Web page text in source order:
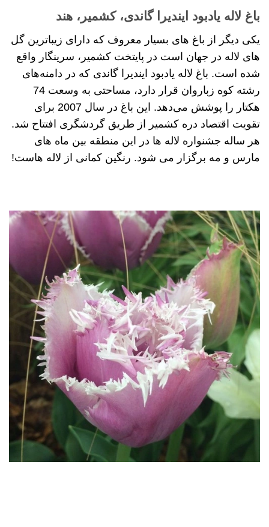
باغ لاله یادبود ایندیرا گاندی، کشمیر، هند
یکی دیگر از باغ های بسیار معروف که دارای زیباترین گل
های لاله در جهان است در پایتخت کشمیر، سرینگار واقع
شده است. باغ لاله یادبود ایندیرا گاندی که در دامنه‌های
رشته کوه زباروان قرار دارد، مساحتی به وسعت 74
هکتار را پوشش می‌دهد. این باغ در سال 2007 برای
تقویت اقتصاد دره کشمیر از طریق گردشگری افتتاح شد.
هر ساله جشنواره لاله ها در این منطقه بین ماه های
مارس و مه برگزار می شود. رنگین کمانی از لاله هاست!